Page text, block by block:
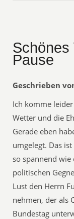
Schönes
Pause
Geschrieben
Ich komme
Wetter und die
Gerade eben
umgelegt. Das
so spannend wie
politischen
Lust den Herrn
nehmen, der als
Bundestag